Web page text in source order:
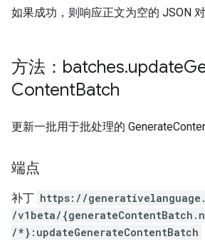
如果成功，则响应正文为空的 JSON 对
方法：batches.update
ContentBatch
更新一批用于批处理的
端点
补丁 https: / /
/v1beta/
/*}:updateGenerateContentBatch